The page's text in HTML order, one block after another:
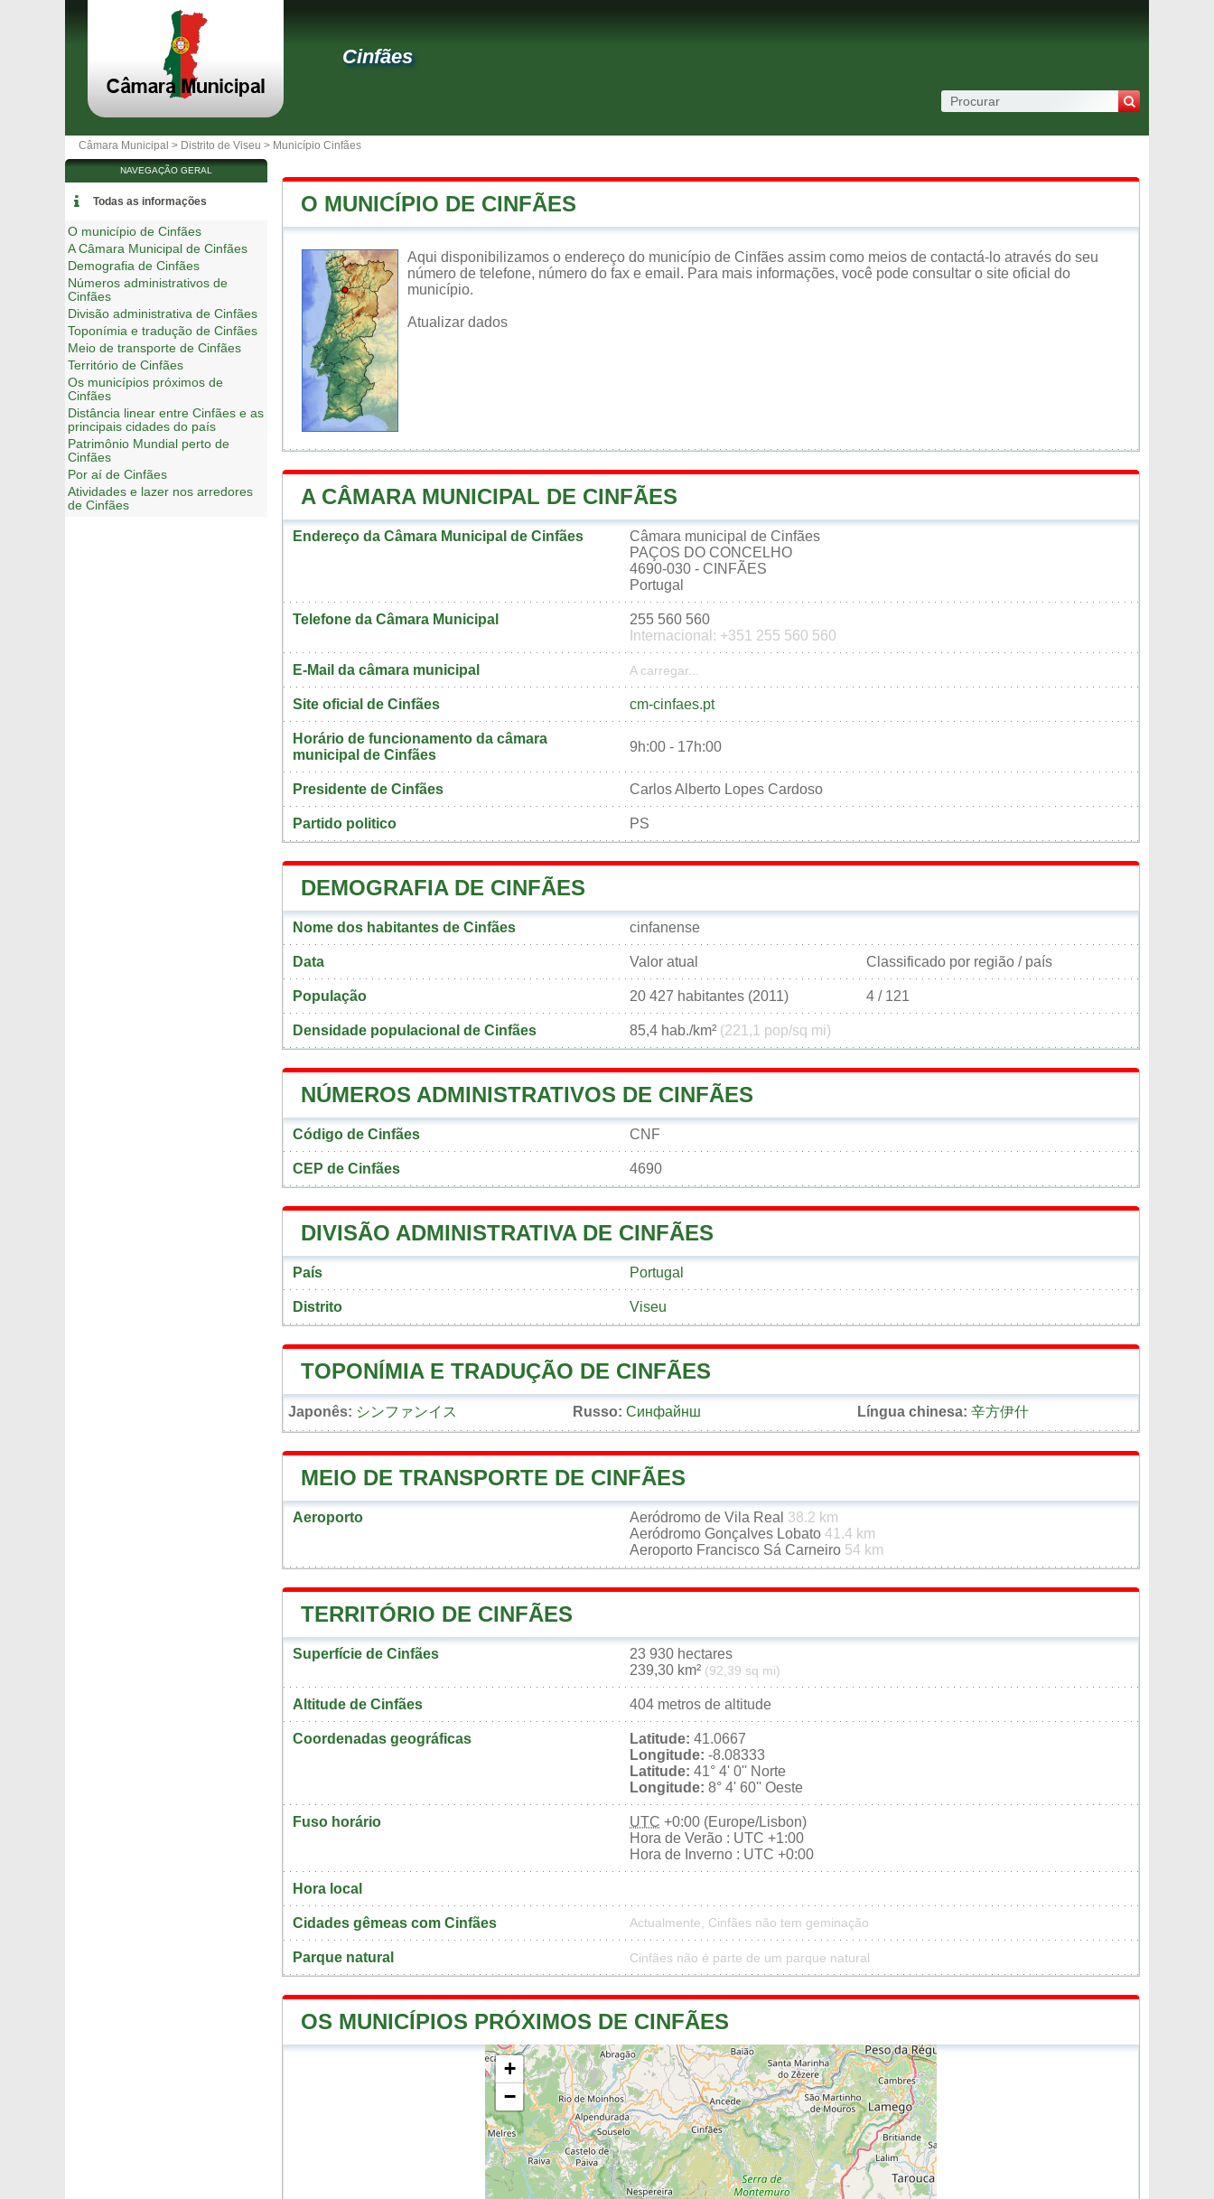
Cinfães
Câmara Municipal > Distrito de Viseu > Município Cinfães
O MUNICÍPIO DE CINFÃES
Aqui disponibilizamos o endereço do município de Cinfães assim como meios de contactá-lo através do seu
número de telefone, número do fax e email. Para mais informações, você pode consultar o site oficial do
município.
Atualizar dados
A CÂMARA MUNICIPAL DE CINFÃES
Endereço da Câmara Municipal de Cinfães
Câmara municipal de Cinfães
PAÇOS DO CONCELHO
4690-030 - CINFÃES
Portugal
Telefone da Câmara Municipal
255 560 560
Internacional: +351 255 560 560
E-Mail da câmara municipal A carregar...
Site oficial de Cinfães cm-cinfaes.pt
Horário de funcionamento da câmara
municipal de Cinfães
9h:00 - 17h:00
Presidente de Cinfães Carlos Alberto Lopes Cardoso
Partido politico PS
DEMOGRAFIA DE CINFÃES
Nome dos habitantes de Cinfães cinfanense
Data Valor atual Classificado por região / país
População 20 427 habitantes (2011) 4 / 121
Densidade populacional de Cinfães 85,4 hab./km² (221,1 pop/sq mi)
NÚMEROS ADMINISTRATIVOS DE CINFÃES
Código de Cinfães CNF
CEP de Cinfães 4690
DIVISÃO ADMINISTRATIVA DE CINFÃES
País Portugal
Distrito Viseu
TOPONÍMIA E TRADUÇÃO DE CINFÃES
Japonês: シンファンイス Russo: Синфайнш Língua chinesa: 辛方伊什
MEIO DE TRANSPORTE DE CINFÃES
Aeroporto Aeródromo de Vila Real 38.2 km
Aeródromo Gonçalves Lobato 41.4 km
Aeroporto Francisco Sá Carneiro 54 km
TERRITÓRIO DE CINFÃES
Superfície de Cinfães
23 930 hectares
239,30 km² (92,39 sq mi)
Altitude de Cinfães 404 metros de altitude
Coordenadas geográficas Latitude: 41.0667
Longitude: -8.08333
Latitude: 41° 4' 0'' Norte
Longitude: 8° 4' 60'' Oeste
Fuso horário UTC +0:00 (Europe/Lisbon)
Hora de Verão : UTC +1:00
Hora de Inverno : UTC +0:00
Hora local
Cidades gêmeas com Cinfães Actualmente, Cinfães não tem geminação
Parque natural Cinfães não é parte de um parque natural
OS MUNICÍPIOS PRÓXIMOS DE CINFÃES
+
−
NAVEGAÇÃO GERAL
Todas as informações
O município de Cinfães
A Câmara Municipal de Cinfães
Demografia de Cinfães
Números administrativos de
Cinfães
Divisão administrativa de Cinfães
Toponímia e tradução de Cinfães
Meio de transporte de Cinfães
Território de Cinfães
Os municípios próximos de
Cinfães
Distância linear entre Cinfães e as
principais cidades do país
Patrimônio Mundial perto de
Cinfães
Por aí de Cinfães
Atividades e lazer nos arredores
de Cinfães